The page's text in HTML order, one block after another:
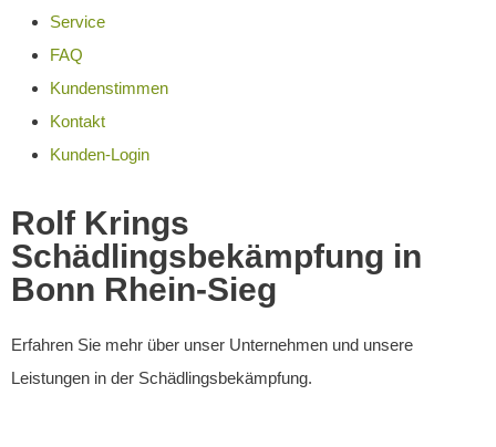
Service
FAQ
Kundenstimmen
Kontakt
Kunden-Login
Rolf Krings
Schädlingsbekämpfung in
Bonn Rhein-Sieg
Erfahren Sie mehr über unser Unternehmen und unsere
Leistungen in der Schädlingsbekämpfung.